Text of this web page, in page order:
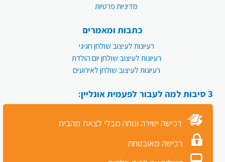
מדיניות פרטיות
כתבות ומאמרים
רעיונות לעיצוב שולחן חגיגי
רעיונות לעיצוב שולחן יום הולדת
רעיונות לעיצוב שולחן לאירועים
3 סיבות למה לעבור לפעמית אונליין:
רכישה ישירה ונוחה מבלי לצאת מהבית
רכישה מאובטחת